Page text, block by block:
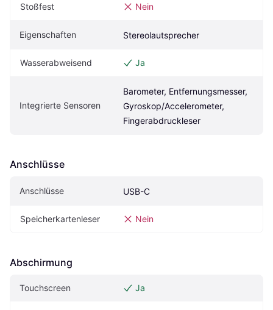
Stoßfest Nein
Eigenschaften Stereolautsprecher
Wasserabweisend Ja
Integrierte Sensoren
Barometer, Entfernungsmesser,
Gyroskop/Accelerometer,
Fingerabdruckleser
Anschlüsse
Anschlüsse USB-C
Speicherkartenleser Nein
Abschirmung
Touchscreen Ja